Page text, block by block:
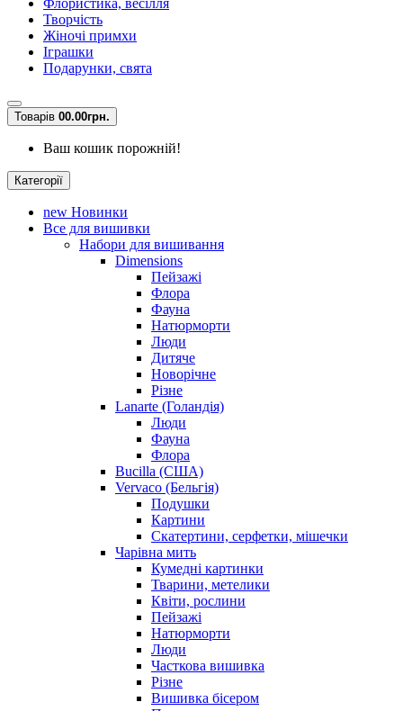
Творчість
Жіночі примхи
Іграшки
Подарунки, свята
Товарів 00.00грн.
Ваш кошик порожній!
Категорії
new Новинки
Все для вишивки
Набори для вишивання
Dimensions
Пейзажі
Флора
Фауна
Натюрморти
Люди
Дитяче
Новорічне
Різне
Lanarte (Голандія)
Люди
Фауна
Флора
Bucilla (США)
Vervaco (Бельгія)
Подушки
Картини
Скатертини, серфетки, мішечки
Чарiвна мить
Кумедні картинки
Тварини, метелики
Квіти, рослини
Пейзажі
Натюрморти
Люди
Часткова вишивка
Різне
Вишивка бісером